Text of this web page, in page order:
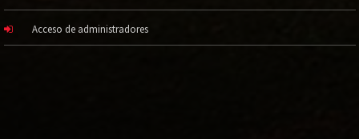
Acceso de administradores